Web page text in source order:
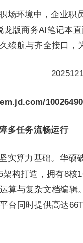
场环境中，企业职
版商务AI笔记本
续航与齐全接口，
多任务流畅运行
实算力基础。华硕
构打造，拥有8
算与复杂文档编
台同时提供高达